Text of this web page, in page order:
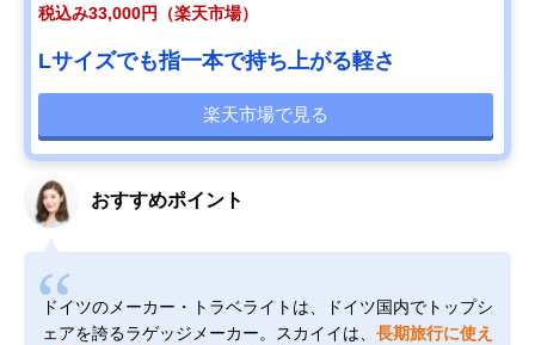
税込み33,000円（楽天市場）
Lサイズでも指一本で持ち上がる軽さ
楽天市場で見る
おすすめポイント
ドイツのメーカー・トラベライトは、ドイツ国内でトップシ
ェアを誇るラゲッジメーカー。スカイイは、 長期旅行に使え